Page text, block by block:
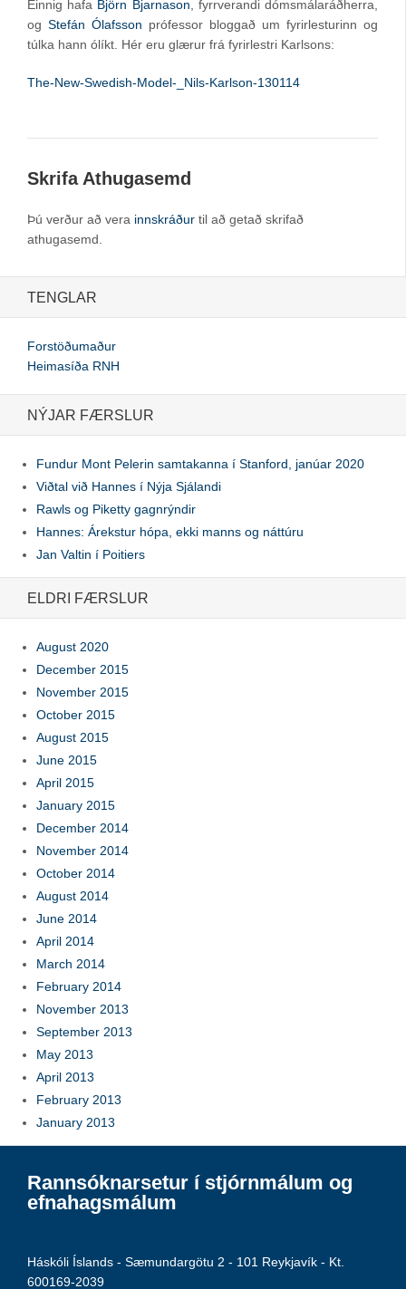
Einnig hafa Björn Bjarnason , fyrrverandi dómsmálaráðherra,
og Stefán Ólafsson prófessor bloggað um fyrirlesturinn og
túlka hann ólíkt. Hér eru glærur frá fyrirlestri Karlsons:
The-New-Swedish-Model-_Nils-Karlson-130114
Skrifa Athugasemd
Þú verður að vera innskráður til að getað skrifað
athugasemd.
TENGLAR
Forstöðumaður
Heimasíða RNH
NÝJAR FÆRSLUR
Fundur Mont Pelerin samtakanna í Stanford, janúar 2020
Viðtal við Hannes í Nýja Sjálandi
Rawls og Piketty gagnrýndir
Hannes: Árekstur hópa, ekki manns og náttúru
Jan Valtin í Poitiers
ELDRI FÆRSLUR
August 2020
December 2015
November 2015
October 2015
August 2015
June 2015
April 2015
January 2015
December 2014
November 2014
October 2014
August 2014
June 2014
April 2014
March 2014
February 2014
November 2013
September 2013
May 2013
April 2013
February 2013
January 2013
Rannsóknarsetur í stjórnmálum og
efnahagsmálum
Háskóli Íslands - Sæmundargötu 2 - 101 Reykjavík - Kt.
600169-2039